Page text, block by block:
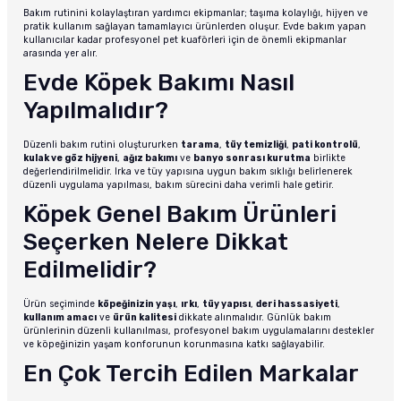
Bakım rutinini kolaylaştıran yardımcı ekipmanlar; taşıma kolaylığı, hijyen ve
pratik kullanım sağlayan tamamlayıcı ürünlerden oluşur. Evde bakım yapan
kullanıcılar kadar profesyonel pet kuaförleri için de önemli ekipmanlar
arasında yer alır.
Evde Köpek Bakımı Nasıl
Yapılmalıdır?
Düzenli bakım rutini oluştururken tarama, tüy temizliği, pati kontrolü,
kulak ve göz hijyeni, ağız bakımı ve banyo sonrası kurutma birlikte
değerlendirilmelidir. Irka ve tüy yapısına uygun bakım sıklığı belirlenerek
düzenli uygulama yapılması, bakım sürecini daha verimli hale getirir.
Köpek Genel Bakım Ürünleri
Seçerken Nelere Dikkat
Edilmelidir?
Ürün seçiminde köpeğinizin yaşı, ırkı, tüy yapısı, deri hassasiyeti,
kullanım amacı ve ürün kalitesi dikkate alınmalıdır. Günlük bakım
ürünlerinin düzenli kullanılması, profesyonel bakım uygulamalarını destekler
ve köpeğinizin yaşam konforunun korunmasına katkı sağlayabilir.
En Çok Tercih Edilen Markalar